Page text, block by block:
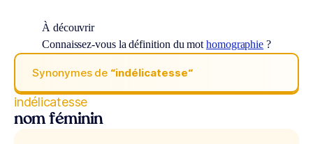
À découvrir
Connaissez-vous la définition du mothomographie ?
Synonymes de “indélicatesse“
indélicatesse
nom féminin